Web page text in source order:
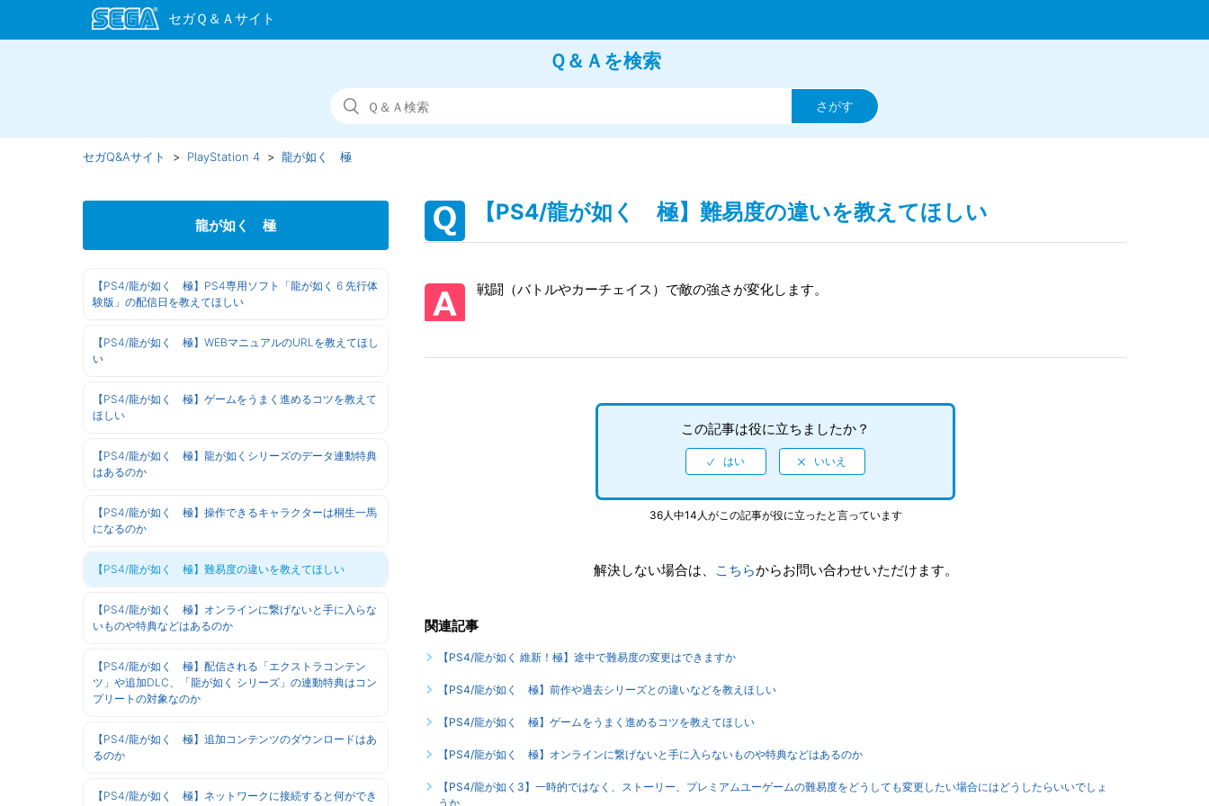
Ｑ＆Ａを検索
セガQ&Aサイト PlayStation 4 龍が如く 極
龍が如く 極
【PS4/龍が如く 極】PS4専用ソフト「龍が如く 6 先行体
験版」の配信日を教えてほしい
【PS4/龍が如く 極】WEBマニュアルのURLを教えてほし
い
【PS4/龍が如く 極】ゲームをうまく進めるコツを教えて
ほしい
【PS4/龍が如く 極】龍が如くシリーズのデータ連動特典
はあるのか
【PS4/龍が如く 極】操作できるキャラクターは桐生一馬
になるのか
【PS4/龍が如く 極】難易度の違いを教えてほしい
【PS4/龍が如く 極】オンラインに繋げないと手に入らな
いものや特典などはあるのか
【PS4/龍が如く 極】配信される「エクストラコンテン
ツ」や追加DLC、「龍が如く シリーズ」の連動特典はコン
プリートの対象なのか
【PS4/龍が如く 極】追加コンテンツのダウンロードはあ
るのか
【PS4/龍が如く 極】ネットワークに接続すると何ができ
【PS4/龍が如く 極】難易度の違いを教えてほしい
戦闘（バトルやカーチェイス）で敵の強さが変化します。
この記事は役に立ちましたか？
36人中14人がこの記事が役に立ったと言っています
解決しない場合は、 こちらからお問い合わせいただけます。
関連記事
【PS4/龍が如く 維新！極】途中で難易度の変更はできますか
【PS4/龍が如く 極】前作や過去シリーズとの違いなどを教えほしい
【PS4/龍が如く 極】ゲームをうまく進めるコツを教えてほしい
【PS4/龍が如く 極】オンラインに繋げないと手に入らないものや特典などはあるのか
【PS4/龍が如く3】一時的ではなく、ストーリー、プレミアムユーゲームの難易度をどうしても変更したい場合にはどうしたらいいでしょ
うか